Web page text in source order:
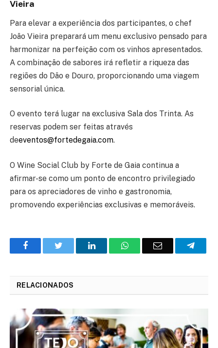
Vieira
Para elevar a experiência dos participantes, o chef
João Vieira preparará um menu exclusivo pensado para
harmonizar na perfeição com os vinhos apresentados.
A combinação de sabores irá refletir a riqueza das
regiões do Dão e Douro, proporcionando uma viagem
sensorial única.
O evento terá lugar na exclusiva Sala dos Trinta. As
reservas podem ser feitas através
deeventos@fortedegaia.com.
O Wine Social Club by Forte de Gaia continua a
afirmar-se como um ponto de encontro privilegiado
para os apreciadores de vinho e gastronomia,
promovendo experiências exclusivas e memoráveis.
FacebookTwitter
O
WhatsAppE-
RELACIONADOS